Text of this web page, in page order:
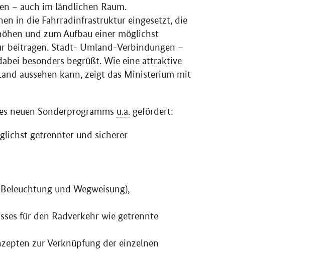
– auch im ländlichen Raum.
in die Fahrradinfrastruktur eingesetzt, die
und zum Aufbau einer möglichst
beitragen. Stadt- Umland-Verbindungen –
besonders begrüßt. Wie eine attraktive
aussehen kann, zeigt das Ministerium mit
neuen Sonderprogramms u.a. gefördert:
getrennter und sicherer
Beleuchtung und Wegweisung),
für den Radverkehr wie getrennte
zur Verknüpfung der einzelnen